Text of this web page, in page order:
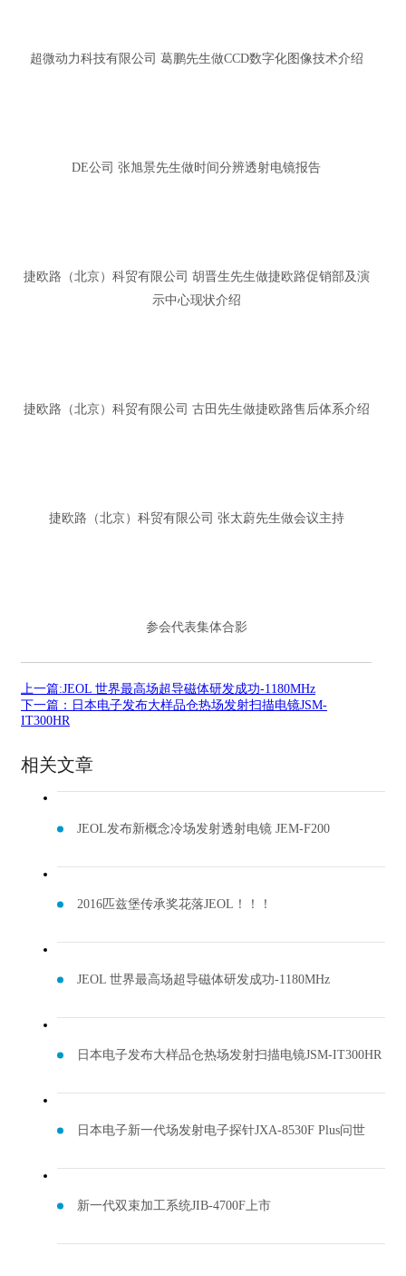
超微动力科技有限公司 葛鹏先生做CCD数字化图像技术介绍
DE公司 张旭景先生做时间分辨透射电镜报告
捷欧路（北京）科贸有限公司 胡晋生先生做捷欧路促销部及演
示中心现状介绍
捷欧路（北京）科贸有限公司 古田先生做捷欧路售后体系介绍
捷欧路（北京）科贸有限公司 张太蔚先生做会议主持
参会代表集体合影
上一篇:JEOL 世界最高场超导磁体研发成功-1180MHz
下一篇：日本电子发布大样品仓热场发射扫描电镜JSM-
IT300HR
相关文章
JEOL发布新概念冷场发射透射电镜 JEM-F200
2016匹兹堡传承奖花落JEOL！！！
JEOL 世界最高场超导磁体研发成功-1180MHz
日本电子发布大样品仓热场发射扫描电镜JSM-IT300HR
日本电子新一代场发射电子探针JXA-8530F Plus问世
新一代双束加工系统JIB-4700F上市